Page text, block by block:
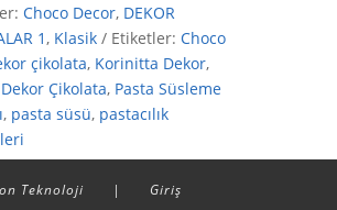
Choco Decor, DEKOR
1, Klasik Etiketler: Choco
çikolata, Korinitta Dekor,
Çikolata, Pasta Süsleme
, pasta süsü, pastacılık
Teknoloji | Giriş